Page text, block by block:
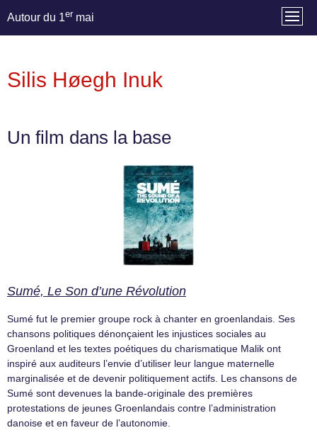
Autour du 1er mai
Silis Høegh Inuk
Un film dans la base
Sumé, Le Son d’une Révolution
Sumé fut le premier groupe rock à chanter en groenlandais. Ses
chansons politiques dénonçaient les injustices sociales au
Groenland et les textes poétiques du charismatique Malik ont
inspiré aux auditeurs l’envie d’utiliser leur langue maternelle
marginalisée et de devenir politiquement actifs. Les chansons de
Sumé sont devenues la bande-originale des premières
protestations de jeunes Groenlandais contre l’administration
danoise et en faveur de l’autonomie.